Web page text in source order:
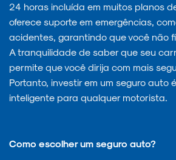
24 horas incluída em muitos planos
oferece suporte em emergências,
acidentes, garantindo que você não
A tranquilidade de saber que seu
permite que você dirija com mais
Portanto, investir em um seguro auto
inteligente para qualquer motorista.
Como escolher um seguro auto?